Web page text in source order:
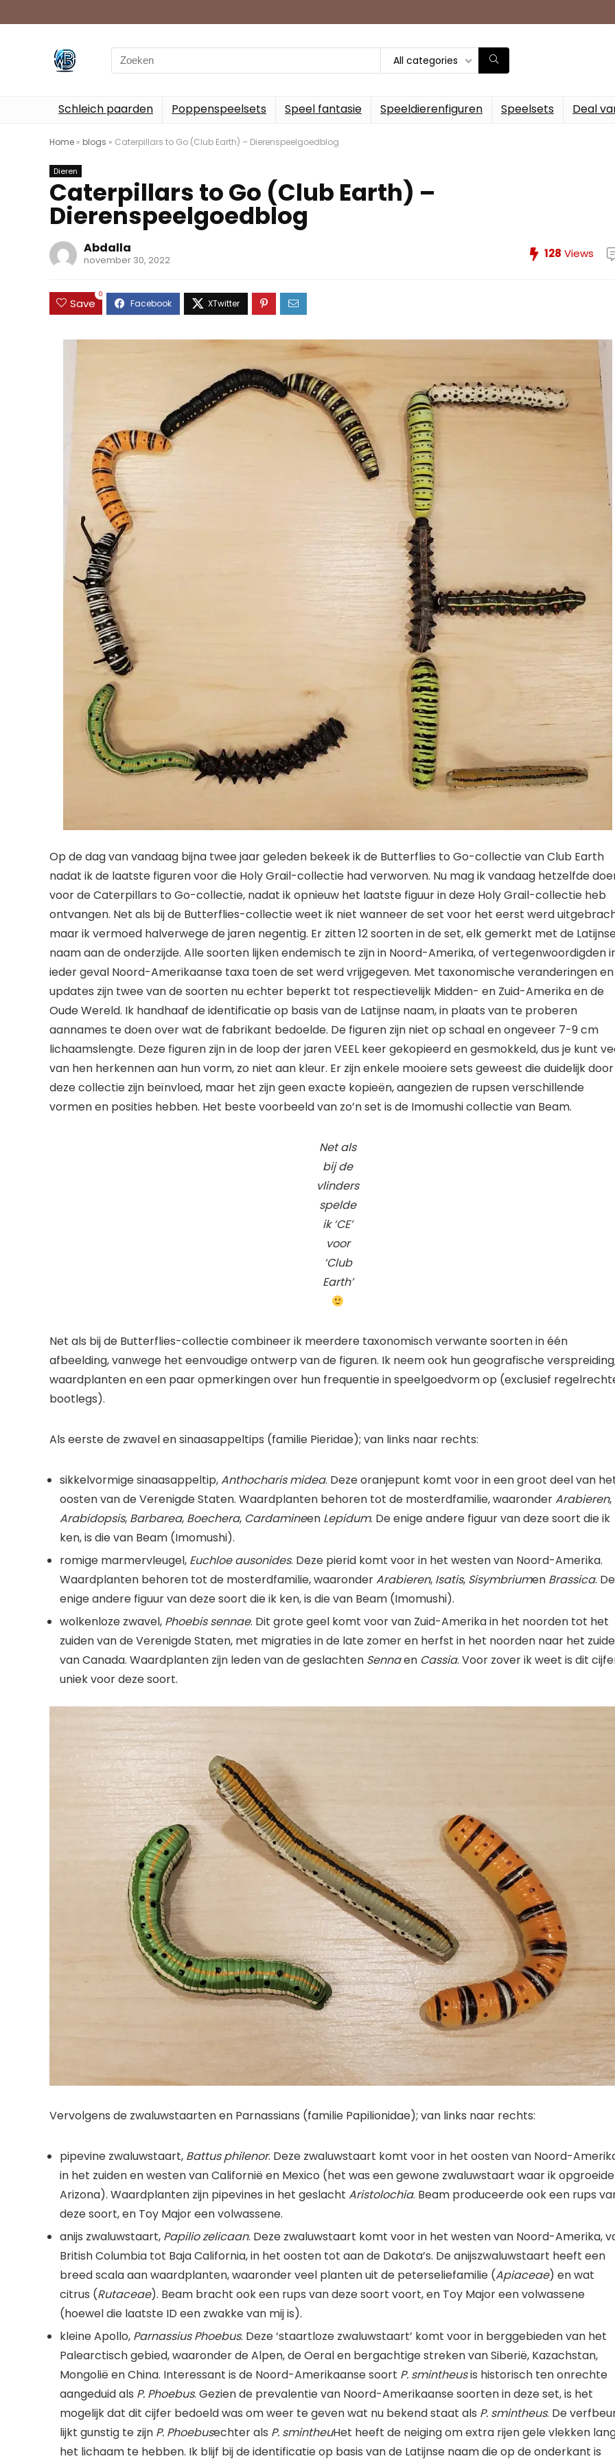
Search
for:
All categories
Schleich paarden Poppenspeelsets Speel fantasie Speeldierenfiguren Speelsets Deal
Home » blogs » Caterpillars to Go (Club Earth) – Dierenspeelgoedblog
Dieren
Caterpillars to Go (Club Earth) –
Dierenspeelgoedblog
Abdalla
november 30, 2022 128 Views
Save
0
Op de dag van vandaag bijna twee jaar geleden bekeek ik de Butterflies to Go-collectie van Club Earth
nadat ik de laatste figuren voor die Holy Grail-collectie had verworven. Nu mag ik vandaag hetzelfde
voor de Caterpillars to Go-collectie, nadat ik opnieuw het laatste figuur in deze Holy Grail-collectie heb
ontvangen. Net als bij de Butterflies-collectie weet ik niet wanneer de set voor het eerst werd
maar ik vermoed halverwege de jaren negentig. Er zitten 12 soorten in de set, elk gemerkt met de
naam aan de onderzijde. Alle soorten lijken endemisch te zijn in Noord-Amerika, of vertegenwoordigden
ieder geval Noord-Amerikaanse taxa toen de set werd vrijgegeven. Met taxonomische veranderingen en
updates zijn twee van de soorten nu echter beperkt tot respectievelijk Midden- en Zuid-Amerika en de
Oude Wereld. Ik handhaaf de identificatie op basis van de Latijnse naam, in plaats van te proberen
aannames te doen over wat de fabrikant bedoelde. De figuren zijn niet op schaal en ongeveer 7-9 cm
lichaamslengte. Deze figuren zijn in de loop der jaren VEEL keer gekopieerd en gesmokkeld, dus je kunt
van hen herkennen aan hun vorm, zo niet aan kleur. Er zijn enkele mooiere sets geweest die duidelijk door
deze collectie zijn beïnvloed, maar het zijn geen exacte kopieën, aangezien de rupsen verschillende
vormen en posities hebben. Het beste voorbeeld van zo’n set is de Imomushi collectie van Beam.
Net als
bij de
vlinders
spelde
ik ‘CE’
voor
‘Club
Earth’
Net als bij de Butterflies-collectie combineer ik meerdere taxonomisch verwante soorten in één
afbeelding, vanwege het eenvoudige ontwerp van de figuren. Ik neem ook hun geografische
waardplanten en een paar opmerkingen over hun frequentie in speelgoedvorm op (exclusief
bootlegs).
Als eerste de zwavel en sinaasappeltips (familie Pieridae); van links naar rechts:
sikkelvormige sinaasappeltip,Anthocharis midea. Deze oranjepunt komt voor in een groot deel van
oosten van de Verenigde Staten. Waardplanten behoren tot de mosterdfamilie, waaronderArabieren,
Arabidopsis, Barbarea, Boechera, Cardamineen Lepidum. De enige andere figuur van deze soort die ik
ken, is die van Beam (Imomushi).
romige marmervleugel, Euchloe ausonides. Deze pierid komt voor in het westen van Noord-Amerika.
Waardplanten behoren tot de mosterdfamilie, waaronderArabieren, Isatis, Sisymbriumen Brassica. De
enige andere figuur van deze soort die ik ken, is die van Beam (Imomushi).
wolkenloze zwavel, Phoebis sennae. Dit grote geel komt voor van Zuid-Amerika in het noorden tot het
zuiden van de Verenigde Staten, met migraties in de late zomer en herfst in het noorden naar het
van Canada. Waardplanten zijn leden van de geslachten Sennaen Cassia. Voor zover ik weet is dit
uniek voor deze soort.
Vervolgens de zwaluwstaarten en Parnassians (familie Papilionidae); van links naar rechts:
pipevine zwaluwstaart, Battus philenor. Deze zwaluwstaart komt voor in het oosten van Noord-
in het zuiden en westen van Californië en Mexico (het was een gewone zwaluwstaart waar ik
Arizona). Waardplanten zijn pipevines in het geslacht Aristolochia. Beam produceerde ook een rups
deze soort, en Toy Major een volwassene.
anijs zwaluwstaart, Papilio zelicaan. Deze zwaluwstaart komt voor in het westen van Noord-Amerika,
British Columbia tot Baja California, in het oosten tot aan de Dakota’s. De anijszwaluwstaart heeft een
breed scala aan waardplanten, waaronder veel planten uit de peterseliefamilie (Apiaceae) en wat
citrus (Rutaceae). Beam bracht ook een rups van deze soort voort, en Toy Major een volwassene
(hoewel die laatste ID een zwakke van mij is).
kleine Apollo, Parnassius Phoebus. Deze ‘staartloze zwaluwstaart’ komt voor in berggebieden van het
Palearctisch gebied, waaronder de Alpen, de Oeral en bergachtige streken van Siberië, Kazachstan,
Mongolië en China. Interessant is de Noord-Amerikaanse soort P. smintheusis historisch ten onrechte
aangeduid als P. Phoebus. Gezien de prevalentie van Noord-Amerikaanse soorten in deze set, is het
mogelijk dat dit cijfer bedoeld was om weer te geven wat nu bekend staat als P. smintheus. De
lijkt gunstig te zijn P. Phoebusechter als P. smintheuHet heeft de neiging om extra rijen gele vlekken
het lichaam te hebben. Ik blijf bij de identificatie op basis van de Latijnse naam die op de onderkant is